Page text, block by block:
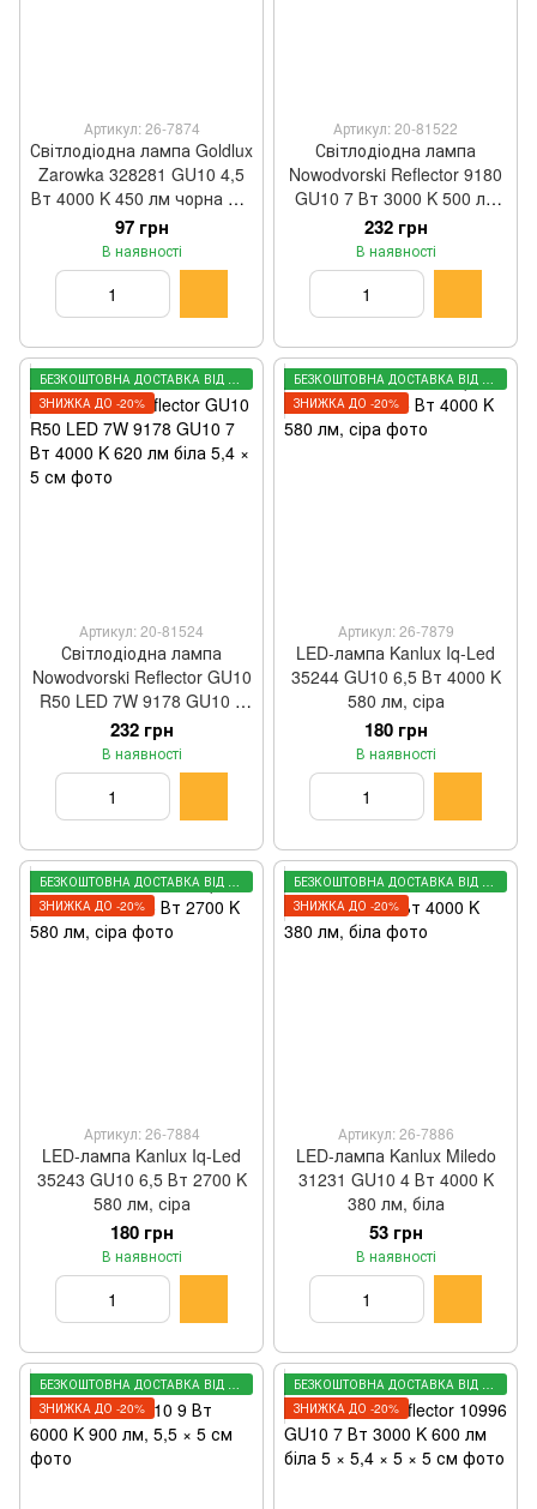
Артикул: 26-7874
Світлодіодна лампа Goldlux
Zarowka 328281 GU10 4,5
Вт 4000 K 450 лм чорна 5 ×
5,4 см
97 грн
В наявності
Артикул: 20-81522
Світлодіодна лампа
Nowodvorski Reflector 9180
GU10 7 Вт 3000 K 500 лм
біла 5,4 × 5 см
232 грн
В наявності
БЕЗКОШТОВНА ДОСТАВКА ВІД 3000 ГРН
ЗНИЖКА ДО -20%
Артикул: 20-81524
Світлодіодна лампа
Nowodvorski Reflector GU10
R50 LED 7W 9178 GU10 7
Вт 4000 K 620 лм біла 5,4 ×
5 см
232 грн
В наявності
БЕЗКОШТОВНА ДОСТАВКА ВІД 3000 ГРН
ЗНИЖКА ДО -20%
Артикул: 26-7879
LED-лампа Kanlux Iq-Led
35244 GU10 6,5 Вт 4000 K
580 лм, сіра
180 грн
В наявності
БЕЗКОШТОВНА ДОСТАВКА ВІД 3000 ГРН
ЗНИЖКА ДО -20%
Артикул: 26-7884
LED-лампа Kanlux Iq-Led
35243 GU10 6,5 Вт 2700 K
580 лм, сіра
180 грн
В наявності
БЕЗКОШТОВНА ДОСТАВКА ВІД 3000 ГРН
ЗНИЖКА ДО -20%
Артикул: 26-7886
LED-лампа Kanlux Miledo
31231 GU10 4 Вт 4000 K
380 лм, біла
53 грн
В наявності
БЕЗКОШТОВНА ДОСТАВКА ВІД 3000 ГРН
ЗНИЖКА ДО -20%
БЕЗКОШТОВНА ДОСТАВКА ВІД 3000 ГРН
ЗНИЖКА ДО -20%